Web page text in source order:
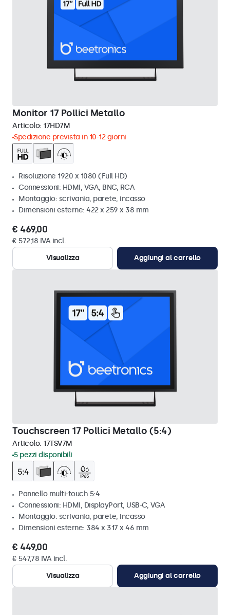
Monitor 17 Pollici Metallo
Articolo: 17HD7M
Spedizione prevista in 10-12 giorni
Risoluzione 1920 x 1080 (Full HD)
Connessioni: HDMI, VGA, BNC, RCA
Montaggio: scrivania, parete, incasso
Dimensioni esterne: 422 x 259 x 38 mm
€ 469,00
€ 572,18 IVA incl.
Visualizza
Aggiungi al carrello
Touchscreen 17 Pollici Metallo (5:4)
Articolo: 17TSV7M
5 pezzi disponibili
Pannello multi-touch 5:4
Connessioni: HDMI, DisplayPort, USB-C, VGA
Montaggio: scrivania, parete, incasso
Dimensioni esterne: 384 x 317 x 46 mm
€ 449,00
€ 547,78 IVA incl.
Visualizza
Aggiungi al carrello